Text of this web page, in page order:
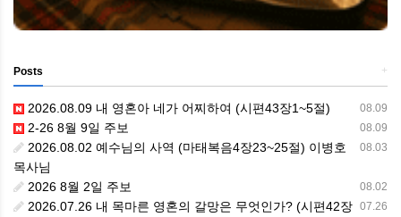
+
Posts
08.09
2026.08.09 내 영혼아 네가 어찌하여 (시편43장1~5절)
08.09
2-26 8월 9일 주보
08.03
2026.08.02 예수님의 사역 (마태복음4장23~25절) 이병호
목사님
08.02
2026 8월 2일 주보
07.26
2026.07.26 내 목마른 영혼의 갈망은 무엇인가? (시편42장